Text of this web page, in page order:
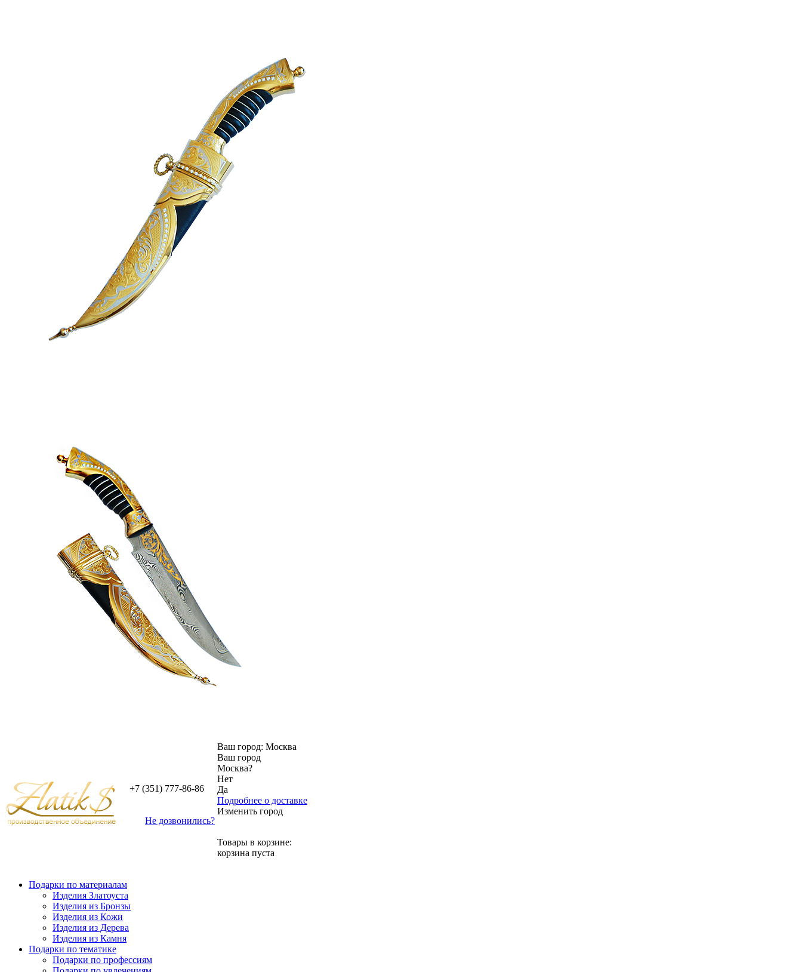
+7 (351) 777-86-86
Не дозвонились?
Ваш город: Москва
Ваш город
Москва?
Нет
Да
Подробнее о доставке
Изменить город
Товары в корзине:
корзина пуста
Подарки по материалам
Изделия Златоуста
Изделия из Бронзы
Изделия из Кожи
Изделия из Дерева
Изделия из Камня
Подарки по тематике
Подарки по профессиям